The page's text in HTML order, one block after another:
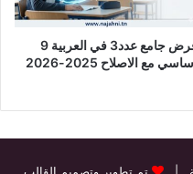
فرض جامع عدد3 في العربية 9
مع الاصلاح 2025-2026